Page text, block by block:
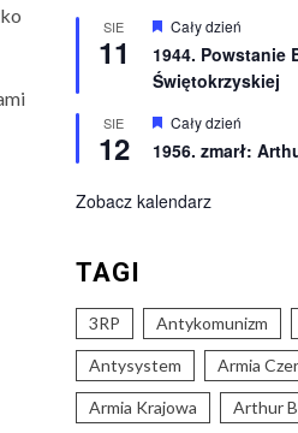
SIE
11
Wyróżnione
Cały dzień
1944. Powstanie
Świętokrzyskiej
SIE
12
Wyróżnione
Cały dzień
1956. zmarł:
Zobacz kalendarz
TAGI
3RP Antykomunizm
Antysystem Armia
Armia Krajowa Arthur